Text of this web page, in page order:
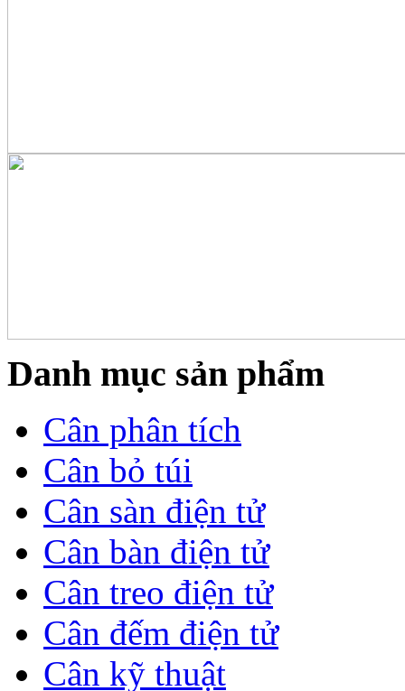
Danh mục sản phẩm
Cân phân tích
Cân bỏ túi
Cân sàn điện tử
Cân bàn điện tử
Cân treo điện tử
Cân đếm điện tử
Cân kỹ thuật